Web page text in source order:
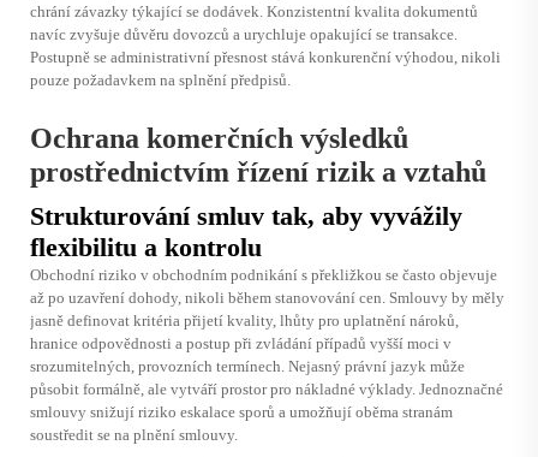
chrání závazky týkající se dodávek. Konzistentní kvalita dokumentů
navíc zvyšuje důvěru dovozců a urychluje opakující se transakce.
Postupně se administrativní přesnost stává konkurenční výhodou, nikoli
pouze požadavkem na splnění předpisů.
Ochrana komerčních výsledků
prostřednictvím řízení rizik a vztahů
Strukturování smluv tak, aby vyvážily
flexibilitu a kontrolu
Obchodní riziko v obchodním podnikání s překližkou se často objevuje
až po uzavření dohody, nikoli během stanovování cen. Smlouvy by měly
jasně definovat kritéria přijetí kvality, lhůty pro uplatnění nároků,
hranice odpovědnosti a postup při zvládání případů vyšší moci v
srozumitelných, provozních termínech. Nejasný právní jazyk může
působit formálně, ale vytváří prostor pro nákladné výklady. Jednoznačné
smlouvy snižují riziko eskalace sporů a umožňují oběma stranám
soustředit se na plnění smlouvy.